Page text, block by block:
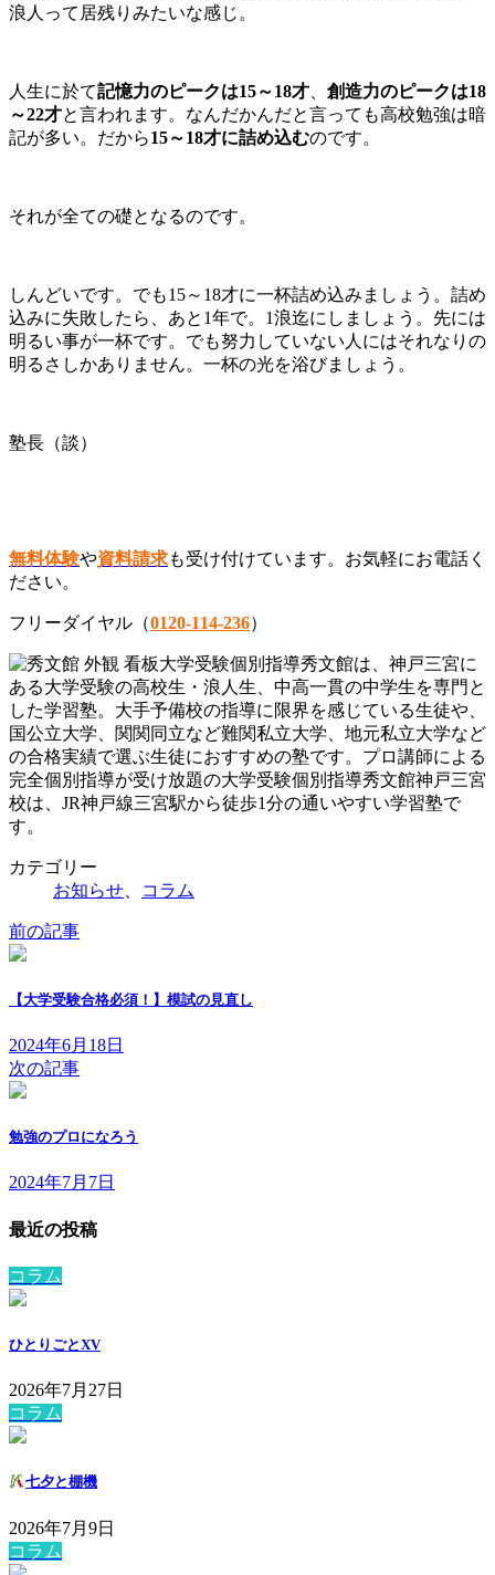
浪人って居残りみたいな感じ。
人生に於て記憶力のピークは15～18才
創造力のピークは18
～22才と言われます。なんだかんだと言っても高校勉強は暗
記が多い。だから15～18才に詰め込むのです。
それが全ての礎となるのです。
しんどいです。でも15～18才に一杯詰め込みましょう。詰め
込みに失敗したら、あと1年で。1浪迄にしましょう。先には
明るい事が一杯です。でも努力していない人にはそれなりの
明るさしかありません。一杯の光を浴びましょう。
塾長（談）
無料体験や資料請求も受け付けています。お気軽にお電話く
ださい。
フリーダイヤル（0120-114-236）
大学受験個別指導秀文館は、神戸三宮に
ある大学受験の高校生・浪人生、中高一貫の中学生を専門と
した学習塾。大手予備校の指導に限界を感じている生徒や、
国公立大学、関関同立など難関私立大学、地元私立大学など
の合格実績で選ぶ生徒におすすめの塾です。プロ講師による
完全個別指導が受け放題の大学受験個別指導秀文館神戸三宮
校は、JR神戸線三宮駅から徒歩1分の通いやすい学習塾で
す。
カテゴリー
お知らせ
コラム
前の記事
【大学受験合格必須！】模試の見直し
2024年6月18日
次の記事
勉強のプロになろう
2024年7月7日
最近の投稿
コラム
ひとりごとXV
2026年7月27日
コラム
七夕と棚機
2026年7月9日
コラム